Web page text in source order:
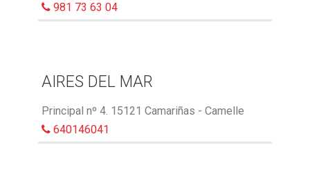
981 73 63 04
AIRES DEL MAR
Principal nº 4. 15121 Camariñas - Camelle
640146041